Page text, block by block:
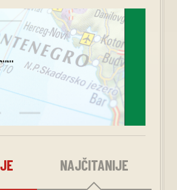
NAJČITANIJE